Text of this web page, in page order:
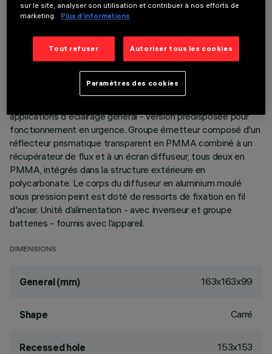
DONNÉES TECHNIQUES
DERNIÈRE MISE À JOUR: 07/08/2026
Appareil encastré carré à optique fixe, version avec cadre
applications d'éclairage général - version prédisposée pour
fonctionnement en urgence. Groupe émetteur composé d'un
réflecteur prismatique transparent en PMMA combiné à un
récupérateur de flux et à un écran diffuseur, tous deux en
PMMA, intégrés dans la structure extérieure en
polycarbonate. Le corps du diffuseur en aluminium moulé
sous pression peint est doté de ressorts de fixation en fil
d'acier. Unité d’alimentation - avec inverseur et groupe
batteries - fournis avec l’appareil.
DIMENSIONS
General (mm) 163x163x99
Shape Carré
Recessed hole
153x153
sur le site, analyser son utilisation et contribuer à nos efforts de
marketing.
Plus d’informations
Tout refuser Autoriser tous les cookies
Paramètres des cookies